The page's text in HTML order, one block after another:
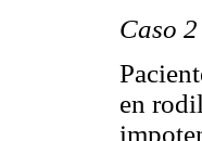
Caso 2
en